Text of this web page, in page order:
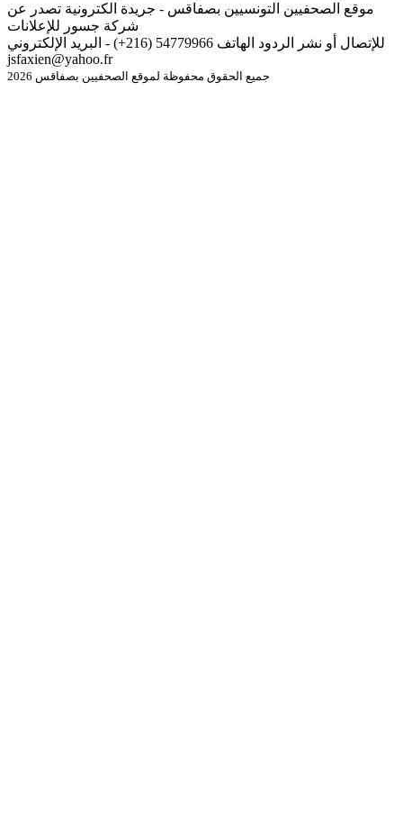
موقع الصحفيين التونسيين بصفاقس - جريدة الكترونية تصدر عن
شركة جسور للإعلانات
للإتصال أو نشر الردود الهاتف 54779966 (216+) - البريد الإلكتروني
jsfaxien@yahoo.fr
جميع الحقوق محفوظة لموقع الصحفيين بصفاقس 2026